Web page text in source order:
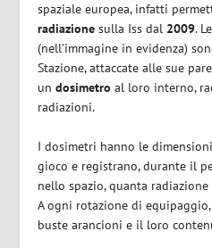
spaziale europea, infatti
radiazione sulla Iss dal 2009.
(nell’immagine in evidenza)
Stazione, attaccate alle sue
undosimetro al loro interno,
radiazioni.
I dosimetri hanno le
gioco e registrano, durante il
nello spazio, quanta
A ogni rotazione di
buste arancioni e il loro